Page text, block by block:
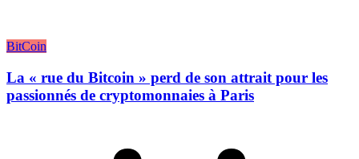
BitCoin
La « rue du Bitcoin » perd de son attrait pour les
passionnés de cryptomonnaies à Paris